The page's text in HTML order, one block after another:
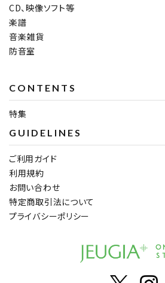
CD、映像ソフト等
楽譜
音楽雑貨
防音室
CONTENTS
特集
GUIDELINES
ご利用ガイド
利用規約
お問い合わせ
特定商取引法について
プライバシーポリシー